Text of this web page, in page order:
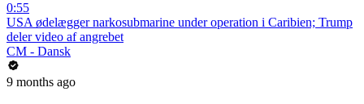
0:55
USA ødelægger narkosubmarine under operation i Caribien; Trump
deler video af angrebet
CM - Dansk
9 months ago